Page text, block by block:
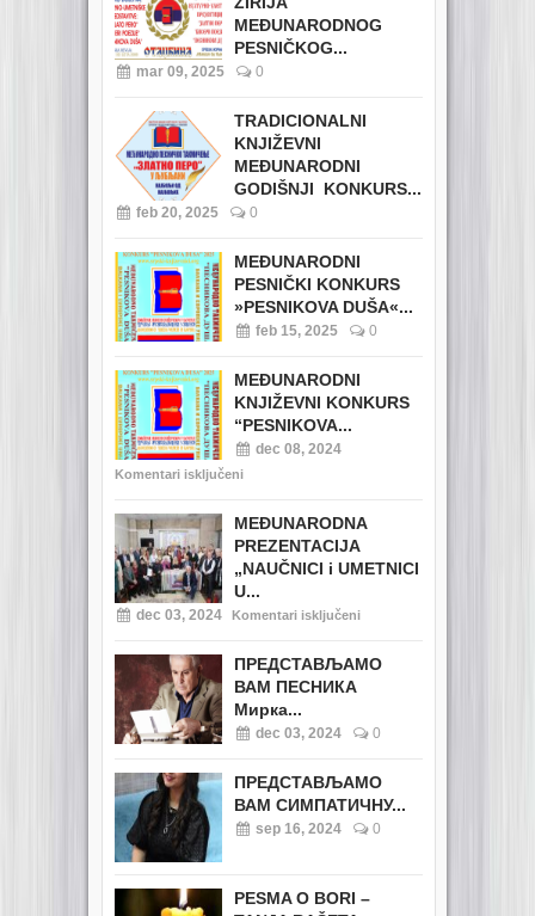
MEĐUNARODNOG
PESNIČKOG...
mar 09, 2025 0
TRADICIONALNI
KNJIŽEVNI
MEĐUNARODNI
GODIŠNJI KONKURS...
feb 20, 2025 0
MEĐUNARODNI
PESNIČKI KONKURS
»PESNIKOVA DUŠA«...
feb 15, 2025 0
MEĐUNARODNI
KNJIŽEVNI KONKURS
“PESNIKOVA...
dec 08, 2024
Komentari isključeni
MEĐUNARODNA
PREZENTACIJA
„NAUČNICI i UMETNICI
U...
dec 03, 2024 Komentari isključeni
ПРЕДСТАВЉАМО
ВАМ ПЕСНИКА
Мирка...
dec 03, 2024 0
ПРЕДСТАВЉАМО
ВАМ СИМПАТИЧНУ...
sep 16, 2024 0
PESMA O BORI –